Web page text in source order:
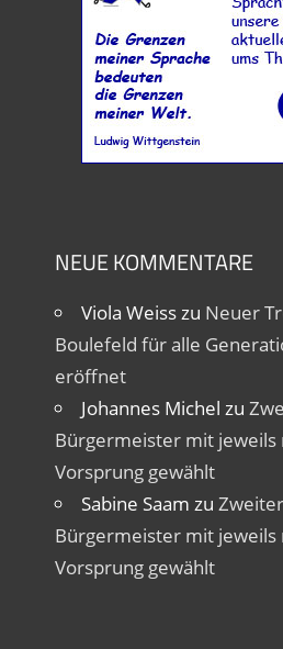
NEUE KOMMENTARE
Viola Weisszu Neuer
Boulefeld für alle
eröffnet
Johannes Michel zu
Bürgermeister mit jeweils
Vorsprung gewählt
Sabine Saam zu
Bürgermeister mit jeweils
Vorsprung gewählt